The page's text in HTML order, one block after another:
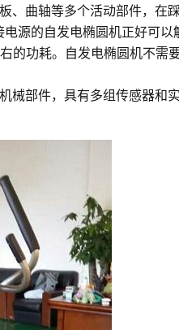
曲轴等多个活动部件，在
源的自发电椭圆机正好可以
功耗。自发电椭圆机不
部件，具有多组传感器和